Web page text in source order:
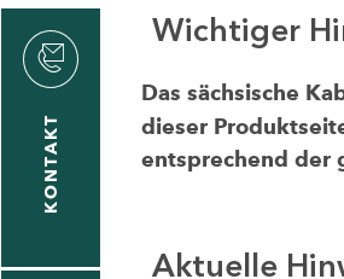
KONTAKT
Wichtiger
Das sächsische
dieser
entsprechend der
Aktuelle